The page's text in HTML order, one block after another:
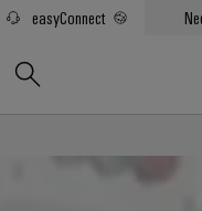
easyConnect